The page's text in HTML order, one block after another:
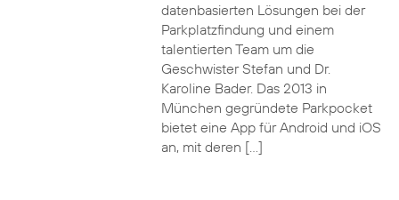
datenbasierten Lösungen bei der
Parkplatzfindung und einem
talentierten Team um die
Geschwister Stefan und Dr.
Karoline Bader. Das 2013 in
München gegründete Parkpocket
bietet eine App für Android und iOS
an, mit deren […]